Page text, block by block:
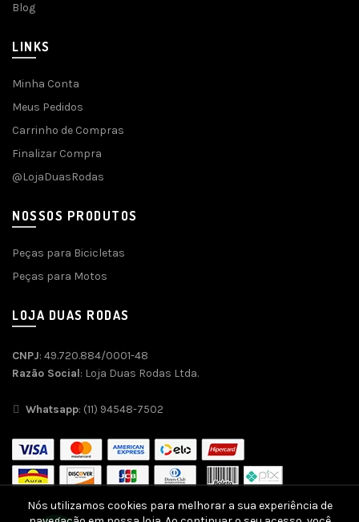
Blog
LINKS
Minha Conta
Meus Pedidos
Carrinho de Compras
Finalizar Compra
@LojaDuasRodas
NOSSOS PRODUTOS
Peças para Bicicletas
Peças para Motos
LOJA DUAS RODAS
CNPJ: 49.720.884/0001-48
Razão Social: Loja Duas Rodas Ltda.
Whatsapp: (11) 94548-7502
Nós utilizamos cookies para melhorar a sua experiência de